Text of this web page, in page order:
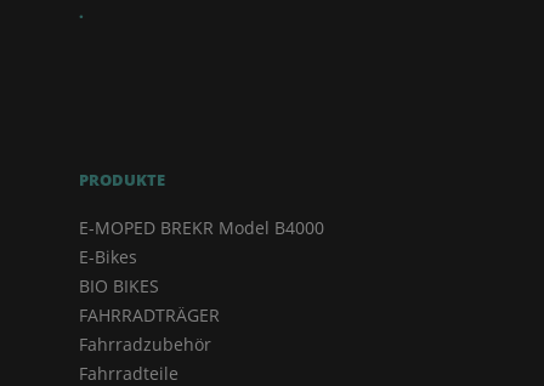
.
PRODUKTE
E-MOPED BREKR Model B4000
E-Bikes
BIO BIKES
FAHRRADTRÄGER
Fahrradzubehör
Fahrradteile